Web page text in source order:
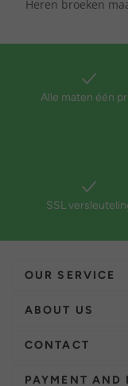
Heren broeken
Alle maten één
SSL
OUR SERVICE
ABOUT US
CONTACT
PAYMENT AND